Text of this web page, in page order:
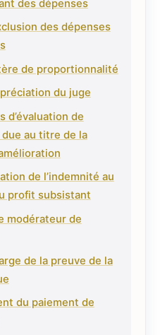
des dépenses
des dépenses
de proportionnalité
du juge
d’évaluation de
due au titre de la
de l’indemnité au
profit subsistant
modérateur de
de la preuve de la
du paiement de